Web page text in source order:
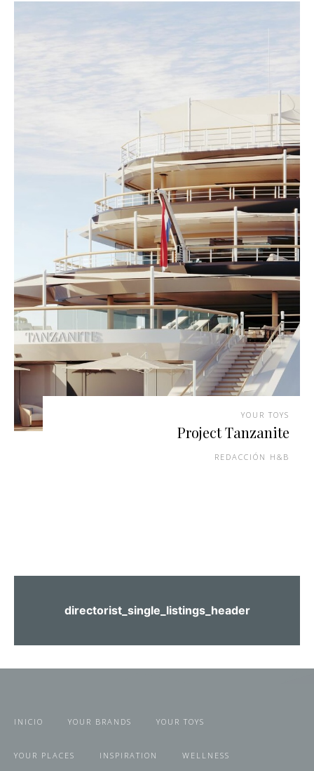
YOUR TOYS
Project Tanzanite
REDACCIÓN H&B
directorist_single_listings_header
INICIO YOUR BRANDS YOUR TOYS
YOUR PLACES INSPIRATION WELLNESS